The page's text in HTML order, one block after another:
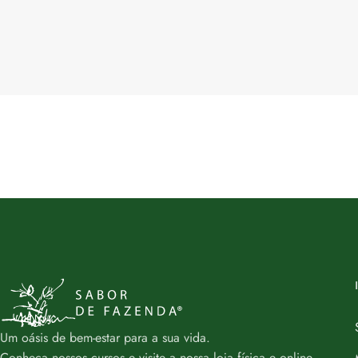
Um oásis de bem-estar para a sua vida.